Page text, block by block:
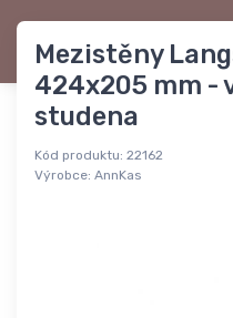
Mezistěny
424x205 mm -
studena
Kód produktu: 22162
Výrobce: AnnKas